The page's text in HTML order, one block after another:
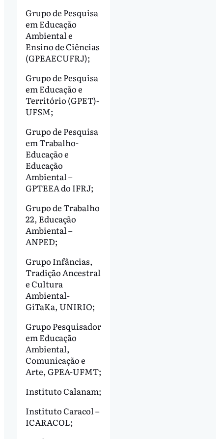
Grupo de Pesquisa
em Educação
Ambiental e
Ensino de Ciências
(GPEAECUFRJ);
Grupo de Pesquisa
em Educação e
Território (GPET)-
UFSM;
Grupo de Pesquisa
em Trabalho-
Educação e
Educação
Ambiental –
GPTEEA do IFRJ;
Grupo de Trabalho
22, Educação
Ambiental –
ANPED;
Grupo Infâncias,
Tradição Ancestral
e Cultura
Ambiental-
GiTaKa, UNIRIO;
Grupo Pesquisador
em Educação
Ambiental,
Comunicação e
Arte, GPEA-UFMT;
Instituto Calanam;
Instituto Caracol –
ICARACOL;